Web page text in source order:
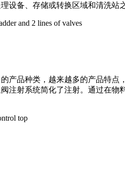
设备、存储或转换区域和清洗站
产品种类，越来越多的产品特
阀注射系统简化了注射。通过在